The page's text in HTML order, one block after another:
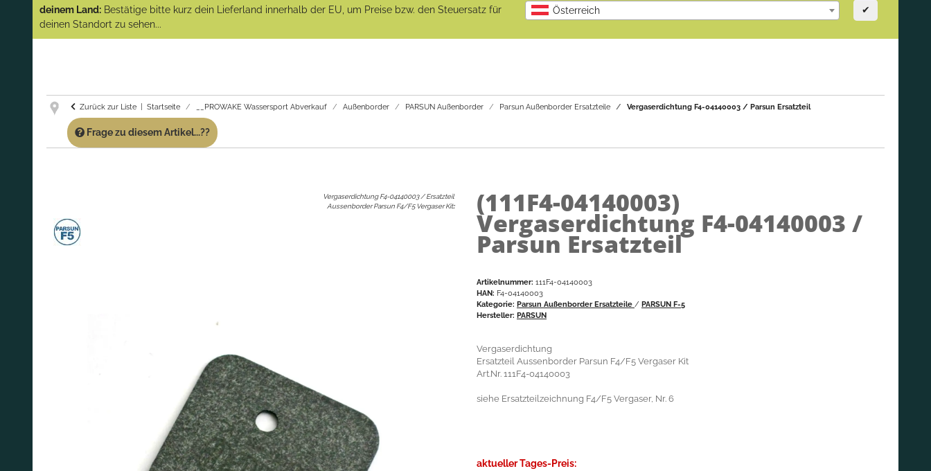
(Abverkauf)!
GARANTIE UND SERVICE:
Artikeln einfach an!
deinem Land: Bestätige bitte kurz dein Lieferland innerhalb der EU, um Preise bzw. den Steuersatz für
deinen Standort zu sehen...
Österreich ✔
Zurück zur Liste Startseite __PROWAKE Wassersport Abverkauf Außenborder PARSUN Außenborder Parsun Außenborder Ersatzteile Vergaserdichtung F4-04140003 / Parsun Ersatzteil
Frage zu diesem Artikel...??
Vergaserdichtung F4-04140003 / Ersatzteil
Aussenborder Parsun F4/F5 Vergaser Kit: (111F4-04140003)
Vergaserdichtung F4-04140003 /
Parsun Ersatzteil
Artikelnummer: 111F4-04140003
HAN: F4-04140003
Kategorie: Parsun Außenborder Ersatzteile / PARSUN F-5
Hersteller: PARSUN
Vergaserdichtung
Ersatzteil Aussenborder Parsun F4/F5 Vergaser Kit
Art.Nr. 111F4-04140003
siehe Ersatzteilzeichnung F4/F5 Vergaser, Nr. 6
aktueller Tages-Preis: